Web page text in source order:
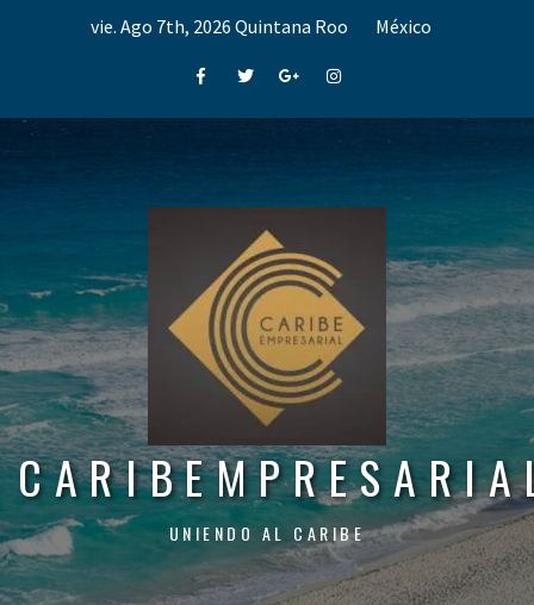
vie. Ago 7th, 2026 Quintana Roo México
FacebookTwitterGoogle+Instagram
UNIENDO AL CARIBE